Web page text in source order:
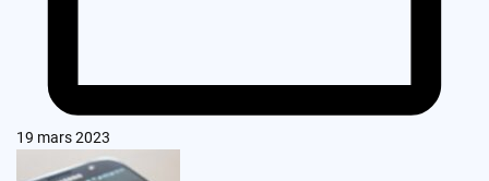
19 mars 2023